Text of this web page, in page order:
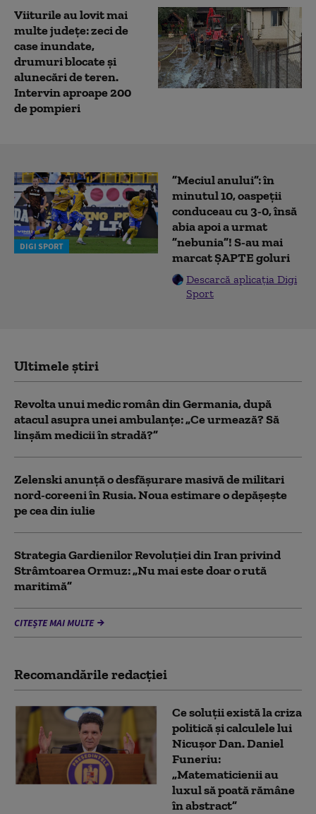
Viiturile au lovit mai
multe județe: zeci de
case inundate,
drumuri blocate și
alunecări de teren.
Intervin aproape 200
de pompieri
DIGI SPORT
”Meciul anului”: în
minutul 10, oaspeții
conduceau cu 3-0, însă
abia apoi a urmat
”nebunia”! S-au mai
marcat ȘAPTE goluri
Descarcă aplicația Digi
Sport
Ultimele știri
Revolta unui medic român din Germania, după
atacul asupra unei ambulanțe: „Ce urmează? Să
linșăm medicii în stradă?”
Zelenski anunță o desfășurare masivă de militari
nord-coreeni în Rusia. Noua estimare o depășește
pe cea din iulie
Strategia Gardienilor Revoluției din Iran privind
Strâmtoarea Ormuz: „Nu mai este doar o rută
maritimă”
CITEȘTE MAI MULTE
Recomandările redacţiei
Ce soluții există la criza
politică și calculele lui
Nicușor Dan. Daniel
Funeriu:
„Matematicienii au
luxul să poată rămâne
în abstract”